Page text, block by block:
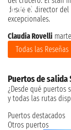
desde el director
excepcionales.
Claudia Rovelli
Todas las Reseñas
Puertos de salida
¿Desde qué puertos
y todas las rutas
Puertos destacados
Otros puertos